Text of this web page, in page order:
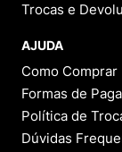
Trocas e
AJUDA
Como Comprar
Formas de
Política de
Dúvidas